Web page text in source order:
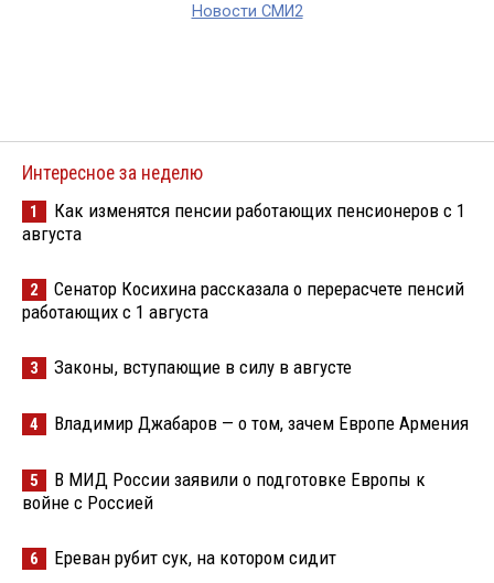
Новости СМИ2
Интересное за неделю
1
Как изменятся пенсии работающих пенсионеров с 1
августа
2
Сенатор Косихина рассказала о перерасчете пенсий
работающих с 1 августа
3 Законы, вступающие в силу в августе
4 Владимир Джабаров — о том, зачем Европе Армения
5
В МИД России заявили о подготовке Европы к
войне с Россией
6 Ереван рубит сук, на котором сидит